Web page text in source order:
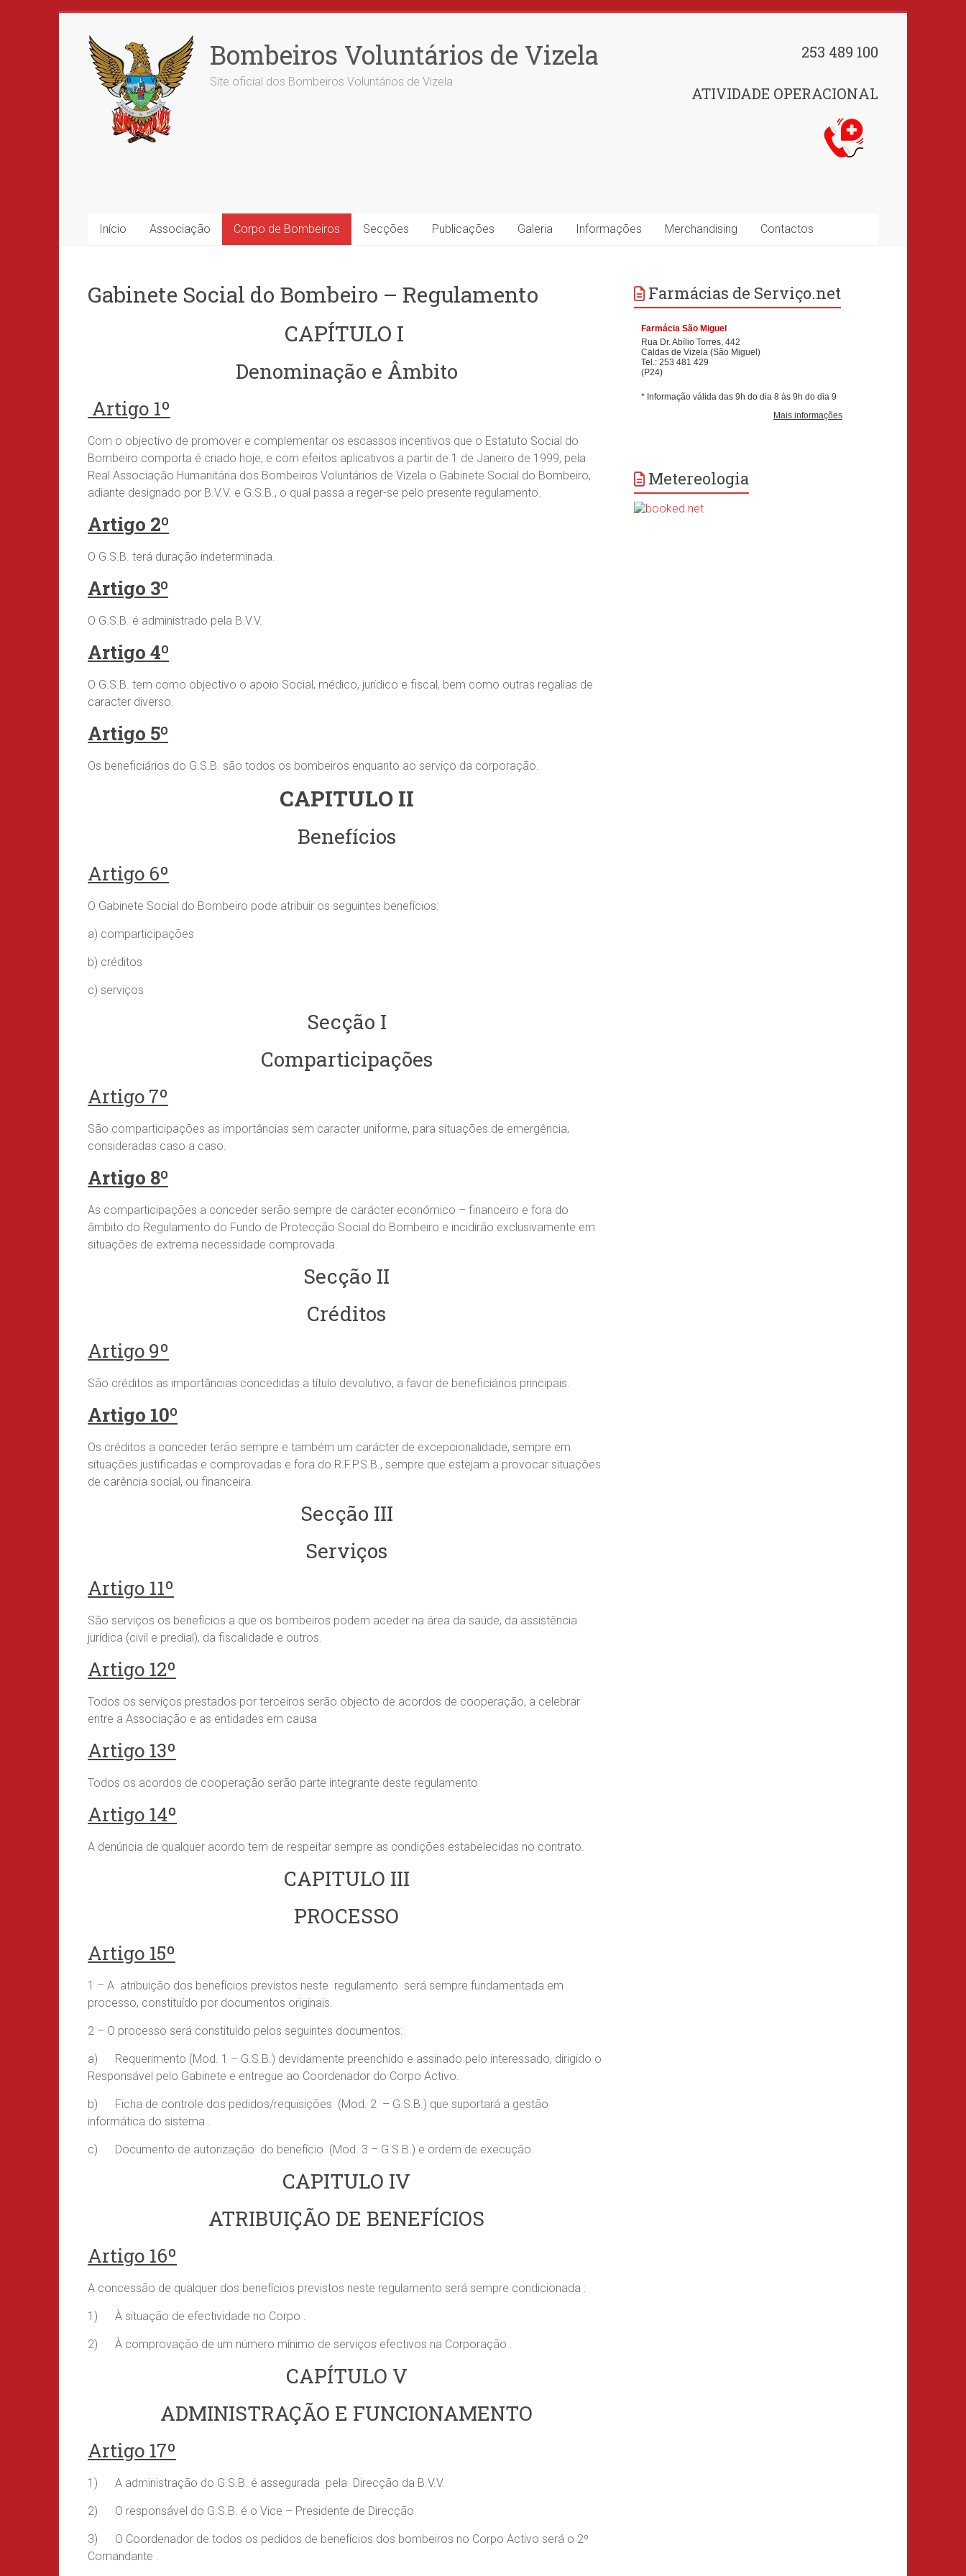
content
Bombeiros Voluntários de Vizela
Site oficial dos Bombeiros Voluntários de Vizela
253 489 100
ATIVIDADE OPERACIONAL
Início Associação Corpo de Bombeiros Secções Publicações Galeria Informações Merchandising Contactos
Gabinete Social do Bombeiro – Regulamento
CAPÍTULO I
Denominação e Âmbito
Artigo 1º
Com o objectivo de promover e complementar os escassos incentivos que o Estatuto Social do
Bombeiro comporta é criado hoje, e com efeitos aplicativos a partir de 1 de Janeiro de 1999, pela
Real Associação Humanitária dos Bombeiros Voluntários de Vizela o Gabinete Social do Bombeiro,
adiante designado por B.V.V. e G.S.B., o qual passa a reger-se pelo presente regulamento.
Artigo 2º
O G.S.B. terá duração indeterminada.
Artigo 3º
O G.S.B. é administrado pela B.V.V.
Artigo 4º
O G.S.B. tem como objectivo o apoio Social, médico, jurídico e fiscal, bem como outras regalias de
caracter diverso.
Artigo 5º
Os beneficiários do G.S.B. são todos os bombeiros enquanto ao serviço da corporação.
CAPITULO II
Benefícios
Artigo 6º
O Gabinete Social do Bombeiro pode atribuir os seguintes benefícios:
a) comparticipações
b) créditos
c) serviços
Secção I
Comparticipações
Artigo 7º
São comparticipações as importâncias sem caracter uniforme, para situações de emergência,
consideradas caso a caso.
Artigo 8º
As comparticipações a conceder serão sempre de carácter económico – financeiro e fora do
âmbito do Regulamento do Fundo de Protecção Social do Bombeiro e incidirão exclusivamente em
situações de extrema necessidade comprovada.
Secção II
Créditos
Artigo 9º
São créditos as importâncias concedidas a título devolutivo, a favor de beneficiários principais.
Artigo 10º
Os créditos a conceder terão sempre e também um carácter de excepcionalidade, sempre em
situações justificadas e comprovadas e fora do R.F.P.S.B., sempre que estejam a provocar situações
de carência social, ou financeira.
Secção III
Serviços
Artigo 11º
São serviços os benefícios a que os bombeiros podem aceder na área da saúde, da assistência
jurídica (civil e predial), da fiscalidade e outros.
Artigo 12º
Todos os serviços prestados por terceiros serão objecto de acordos de cooperação, a celebrar
entre a Associação e as entidades em causa
Artigo 13º
Todos os acordos de cooperação serão parte integrante deste regulamento
Artigo 14º
A denúncia de qualquer acordo tem de respeitar sempre as condições estabelecidas no contrato.
CAPITULO III
PROCESSO
Artigo 15º
1 – A atribuição dos benefícios previstos neste regulamento será sempre fundamentada em
processo, constituído por documentos originais.
2 – O processo será constituído pelos seguintes documentos:
a) Requerimento (Mod. 1 – G.S.B.) devidamente preenchido e assinado pelo interessado, dirigido o
Responsável pelo Gabinete e entregue ao Coordenador do Corpo Activo.
b) Ficha de controle dos pedidos/requisições (Mod. 2 – G.S.B.) que suportará a gestão
informática do sistema .
c) Documento de autorização do benefício (Mod. 3 – G.S.B.) e ordem de execução.
CAPITULO IV
ATRIBUIÇÃO DE BENEFÍCIOS
Artigo 16º
A concessão de qualquer dos benefícios previstos neste regulamento será sempre condicionada :
1) À situação de efectividade no Corpo .
2) À comprovação de um número mínimo de serviços efectivos na Corporação .
CAPÍTULO V
ADMINISTRAÇÃO E FUNCIONAMENTO
Artigo 17º
1) A administração do G.S.B. é assegurada pela Direcção da B.V.V.
2) O responsável do G.S.B. é o Vice – Presidente de Direcção
3) O Coordenador de todos os pedidos de benefícios dos bombeiros no Corpo Activo será o 2º
Comandante .
Farmácias de Serviço.net
Metereologia